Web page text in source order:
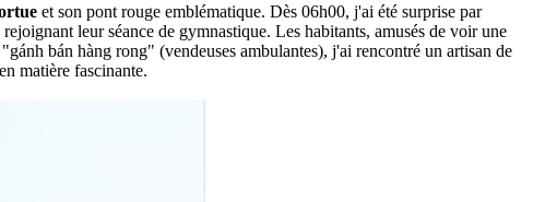
et son pont rouge emblématique. Dès 06h00, j'ai été surprise par
leur séance de gymnastique. Les habitants, amusés de voir une
bán hàng rong" (vendeuses ambulantes), j'ai rencontré un artisan de
matière fascinante.